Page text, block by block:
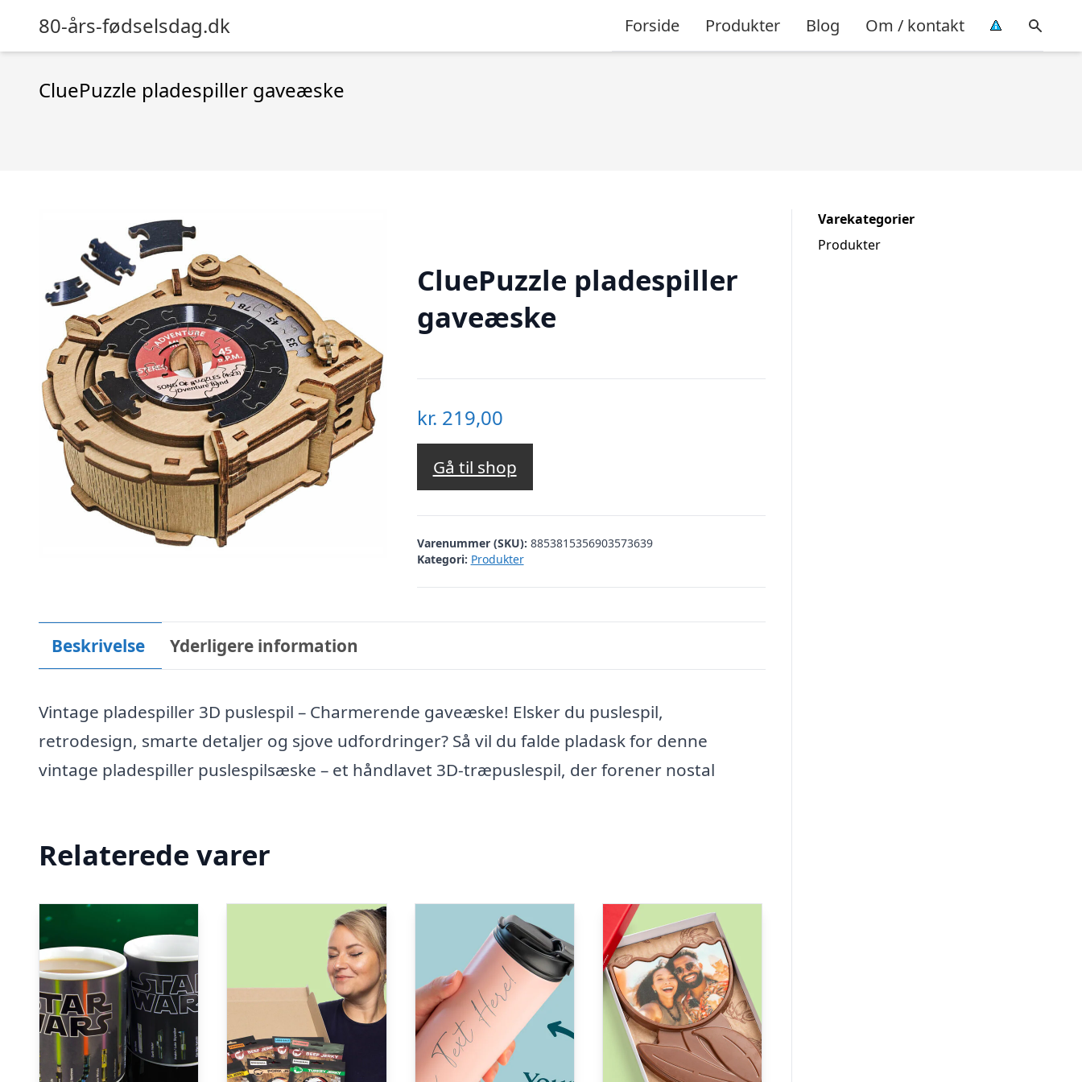
80-års-fødselsdag.dk Forside Produkter Blog Om / kontakt
CluePuzzle pladespiller gaveæske
CluePuzzle pladespiller
gaveæske
kr. 219,00
Gå til shop
Varenummer (SKU): 8853815356903573639
Kategori: Produkter
Beskrivelse Yderligere information
Vintage pladespiller 3D puslespil – Charmerende gaveæske! Elsker du puslespil,
retrodesign, smarte detaljer og sjove udfordringer? Så vil du falde pladask for denne
vintage pladespiller puslespilsæske – et håndlavet 3D-træpuslespil, der forener nostal
Relaterede varer
Varekategorier
Produkter